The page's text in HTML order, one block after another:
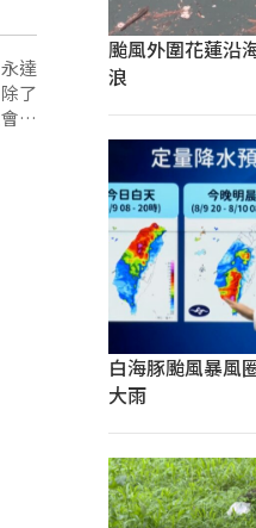
達
了
各
颱風外圍花蓮沿
浪
白海豚颱風暴風
大雨